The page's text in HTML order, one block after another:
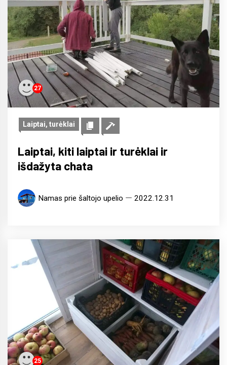
27
Laiptai, turėklai
Laiptai, kiti laiptai ir turėklai ir
išdažyta chata
Namas prie šaltojo upelio 2022.12.31
25